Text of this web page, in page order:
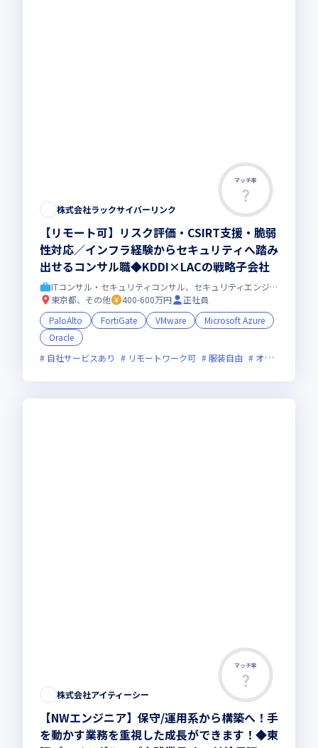
マッチ率
株式会社ラックサイバーリンク
【リモート可】リスク評価・CSIRT支援・脆弱
性対応／インフラ経験からセキュリティへ踏み
出せるコンサル職◆KDDI×LACの戦略子会社
ITコンサル・セキュリティコンサル、セキュリティエンジニア
東京都、その他
400-600万円
正社員
PaloAlto
FortiGate VMware
Microsoft Azure
Oracle
自社サービスあり
リモートワーク可 服装自由 オンライン選考可
マッチ率
株式会社アイティーシー
【NWエンジニア】保守/運用系から構築へ！手
を動かす業務を重視した成長ができます！◆東